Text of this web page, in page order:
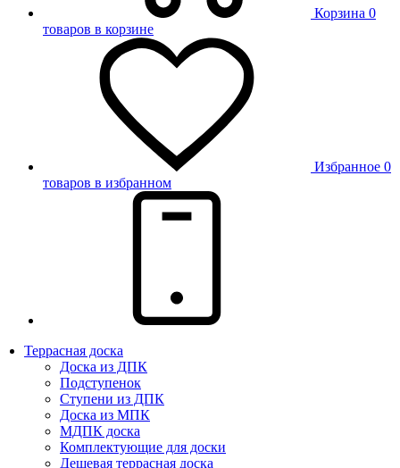
Корзина 0
товаров в корзине
Избранное 0
товаров в избранном
Террасная доска
Доска из ДПК
Подступенок
Ступени из ДПК
Доска из МПК
МДПК доска
Комплектующие для доски
Дешевая террасная доска